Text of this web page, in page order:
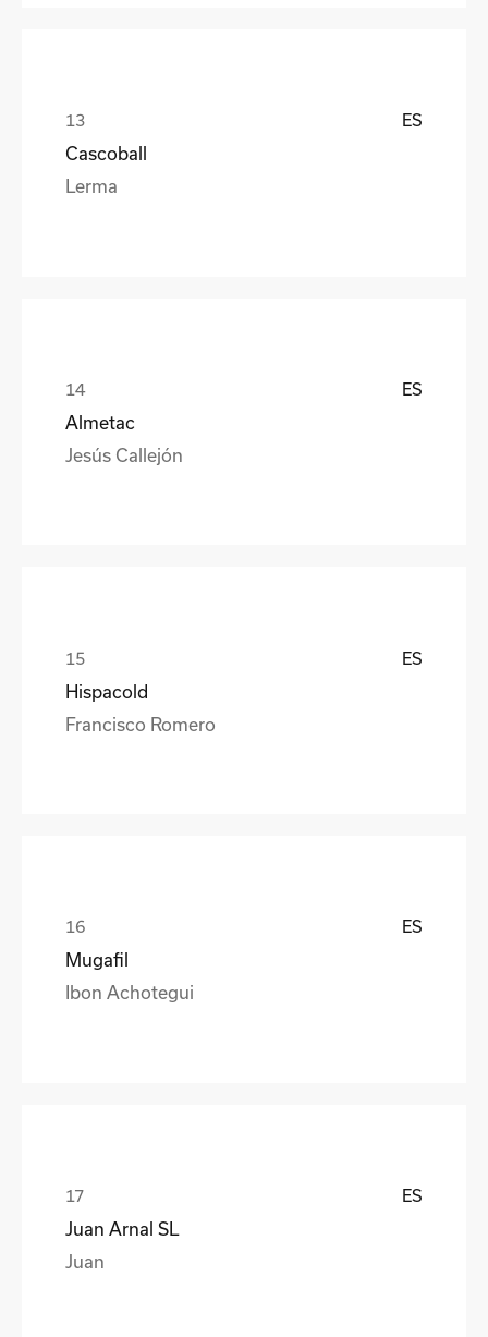
ES
Cascoball
Lerma
ES
Almetac
Jesús Callejón
ES
Hispacold
Francisco Romero
ES
Mugafil
Ibon Achotegui
ES
Juan Arnal SL
Juan